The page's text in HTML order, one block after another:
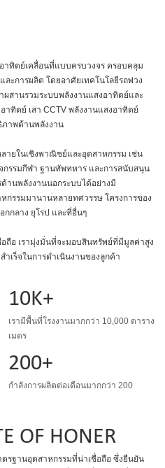
าทิตย์เคลื่อนที่แบบครบวงจร ครอบคลุม
ะการผลิต โดยอาศัยเทคโนโลยีรถพ่วง
ผสานรวมระบบพลังงานแสงอาทิตย์และ
ทิตย์ เสา CCTV พลังงานแสงอาทิตย์
ภาพด้านพลังงาน
ยในเชิงพาณิชย์และอุตสาหกรรม เช่น
กรรมกีฬา ฐานทัพทหาร และการสนับสนุน
านพลังงานนอกระบบได้อย่างมี
รรมมานานหลายทศวรรษ โครงการของ
กกลาง ยุโรป และที่อื่นๆ
ถือ เรามุ่งมั่นที่จะมอบสินทรัพย์ที่มีมูลค่าสูง
ำเร็จในการดำเนินงานของลูกค้า
10K+
เรามีพื้นที่โรงงานมากกว่า 10,000 ตาราง
เมตร
200+
กำลังการผลิตต่อเดือนมากกว่า 200
OF HONER
รฐานอุตสาหกรรมที่น่าเชื่อถือ ซึ่งยืนยัน